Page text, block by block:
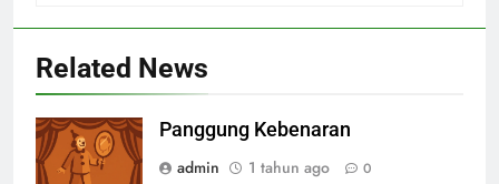
Related News
Panggung Kebenaran
admin
1 tahun ago 0